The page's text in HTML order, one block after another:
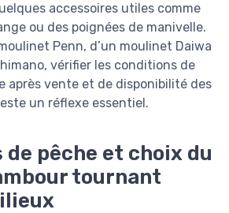
accessoires utiles comme
ou des poignées de manivelle.
moulinet Penn, d’un moulinet Daiwa
vérifier les conditions de
après vente et de disponibilité des
un réflexe essentiel.
de pêche et choix du
tournant